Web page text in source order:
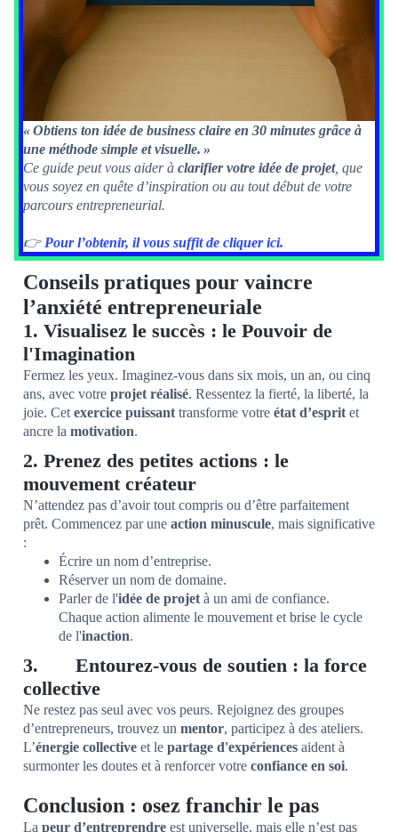
« Obtiens ton idée de business claire en 30 minutes grâce à
une méthode simple et visuelle. »
Ce guide peut vous aider à clarifier votre idée de projet, que
vous soyez en quête d’inspiration ou au tout début de votre
parcours entrepreneurial.
👉 Pour l’obtenir, il vous suffit de cliquer ici.
Conseils pratiques pour vaincre
l’anxiété entrepreneuriale
1. Visualisez le succès : le Pouvoir de
l'Imagination
Fermez les yeux. Imaginez-vous dans six mois, un an, ou cinq
ans, avec votre projet réalisé. Ressentez la fierté, la liberté, la
joie. Cet exercice puissant transforme votre état d’esprit et
ancre la motivation.
2. Prenez des petites actions : le
mouvement créateur
N’attendez pas d’avoir tout compris ou d’être parfaitement
prêt. Commencez par une action minuscule, mais significative
:
Écrire un nom d’entreprise.
Réserver un nom de domaine.
Parler de l'idée de projet à un ami de confiance.
Chaque action alimente le mouvement et brise le cycle
de l'inaction.
3. Entourez-vous de soutien : la force
collective
Ne restez pas seul avec vos peurs. Rejoignez des groupes
d’entrepreneurs, trouvez un mentor, participez à des ateliers.
L’énergie collective et le partage d'expériences aident à
surmonter les doutes et à renforcer votre confiance en soi.
Conclusion : osez franchir le pas
La peur d’entreprendre est universelle, mais elle n’est pas